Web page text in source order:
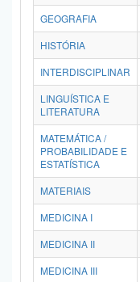
GEOGRAFIA
HISTÓRIA
INTERDISCIPLINAR
LINGUÍSTICA E
LITERATURA
MATEMÁTICA /
PROBABILIDADE E
ESTATÍSTICA
MATERIAIS
MEDICINA I
MEDICINA II
MEDICINA III